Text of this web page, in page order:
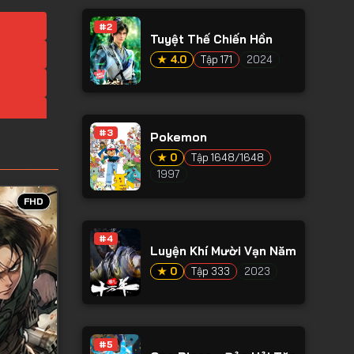
FHD
#2
Tuyệt Thế Chiến Hồn
★ 4.0 Tập 171 2024
#3 Pokemon
★ 0
Tập 1648/1648
1997
#4
Luyện Khí Mười Vạn Năm
★ 0 Tập 333 2023
#5